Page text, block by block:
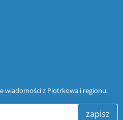
wiadomości z Piotrkowa i regionu.
zapisz